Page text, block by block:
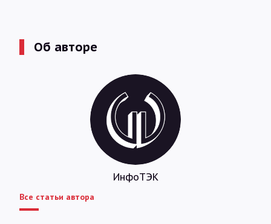
Об авторе
ИнфоТЭК
Все статьи автора